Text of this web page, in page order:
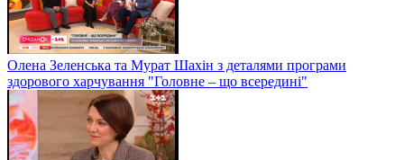
Олена Зеленська та Мурат Шахін з деталями програми
здорового харчування "Головне – що всередині"